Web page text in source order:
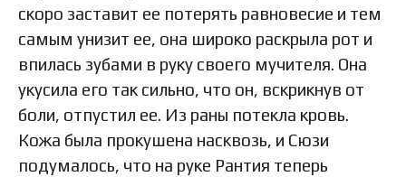
скоро заставит ее потерять равновесие и тем
самым унизит ее, она широко раскрыла рот и
впилась зубами в руку своего мучителя. Она
укусила его так сильно, что он, вскрикнув от
боли, отпустил ее. Из раны потекла кровь.
Кожа была прокушена насквозь, и Сюзи
подумалось, что на руке Рантия теперь